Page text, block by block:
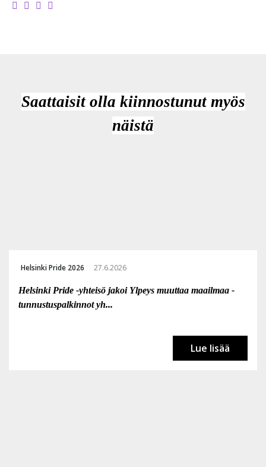
Saattaisit olla kiinnostunut myös
näistä
Helsinki Pride 2026 27.6.2026
Helsinki Pride -yhteisö jakoi Ylpeys muuttaa maailmaa -
tunnustuspalkinnot yh...
Lue lisää